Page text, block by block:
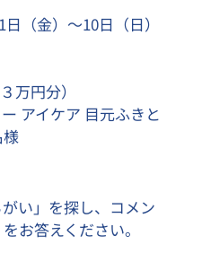
（金）～10日（日）
万円分）
アイケア 目元ふきと
様
い」を探し、コメン
お答えください。